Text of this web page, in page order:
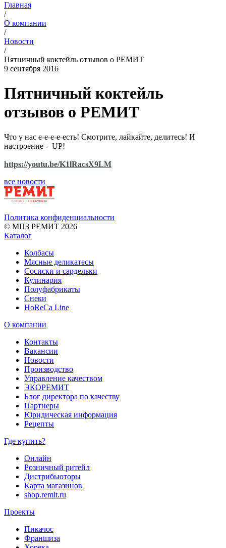
Главная
/
О компании
/
Новости
/
Пятничный коктейль отзывов о РЕМИТ
9 сентября 2016
Пятничный коктейль
отзывов о РЕМИТ
Что у нас е-е-е-е-есть! Смотрите, лайкайте, делитесь! И
настроение - UP!
https://youtu.be/K1lRacsX9LM
все новости
Политика конфиденциальности
© МПЗ РЕМИТ 2026
Каталог
Колбасы
Мясные деликатесы
Сосиски и сардельки
Кулинария
Полуфабрикаты
Снеки
HoReCa Line
О компании
Контакты
Вакансии
Новости
Производство
Управление качеством
ЭКОРЕМИТ
Блог директора по качеству
Партнеры
Юридическая информация
Рецепты
Где купить?
Онлайн
Розничный ритейл
Дистрибьюторы
Карта магазинов
shop.remit.ru
Проекты
Пикачос
Франшиза